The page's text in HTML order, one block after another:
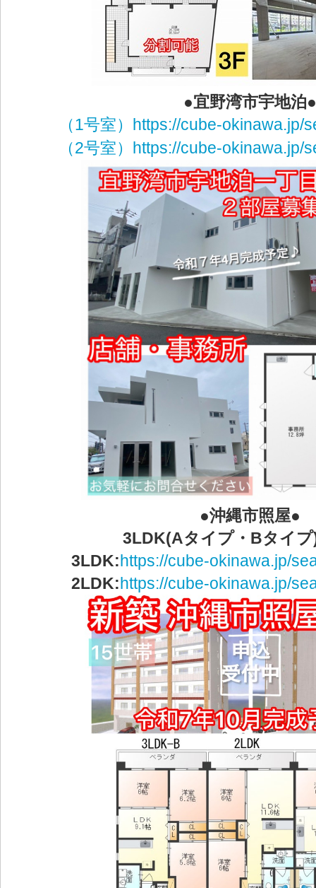
●宜野湾市宇地泊
（1号室） https://cube-okinawa.jp/
（2号室） https://cube-okinawa.jp/
●沖縄市照屋●
3LDK(Aタイプ・Bタイ
3LDK:https://cube-okinawa.jp/
2LDK:https://cube-okinawa.jp/